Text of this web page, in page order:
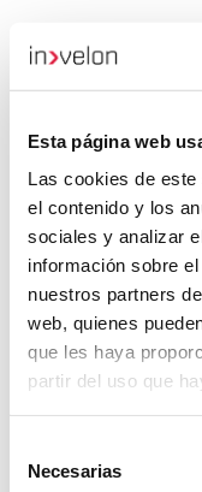
Esta página web
Las cookies de
el contenido y los
sociales y analizar
información sobre
nuestros partners
web, quienes
que les haya
partir del uso que
Necesarias